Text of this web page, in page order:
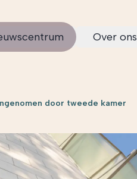
Over ons
door tweede kamer